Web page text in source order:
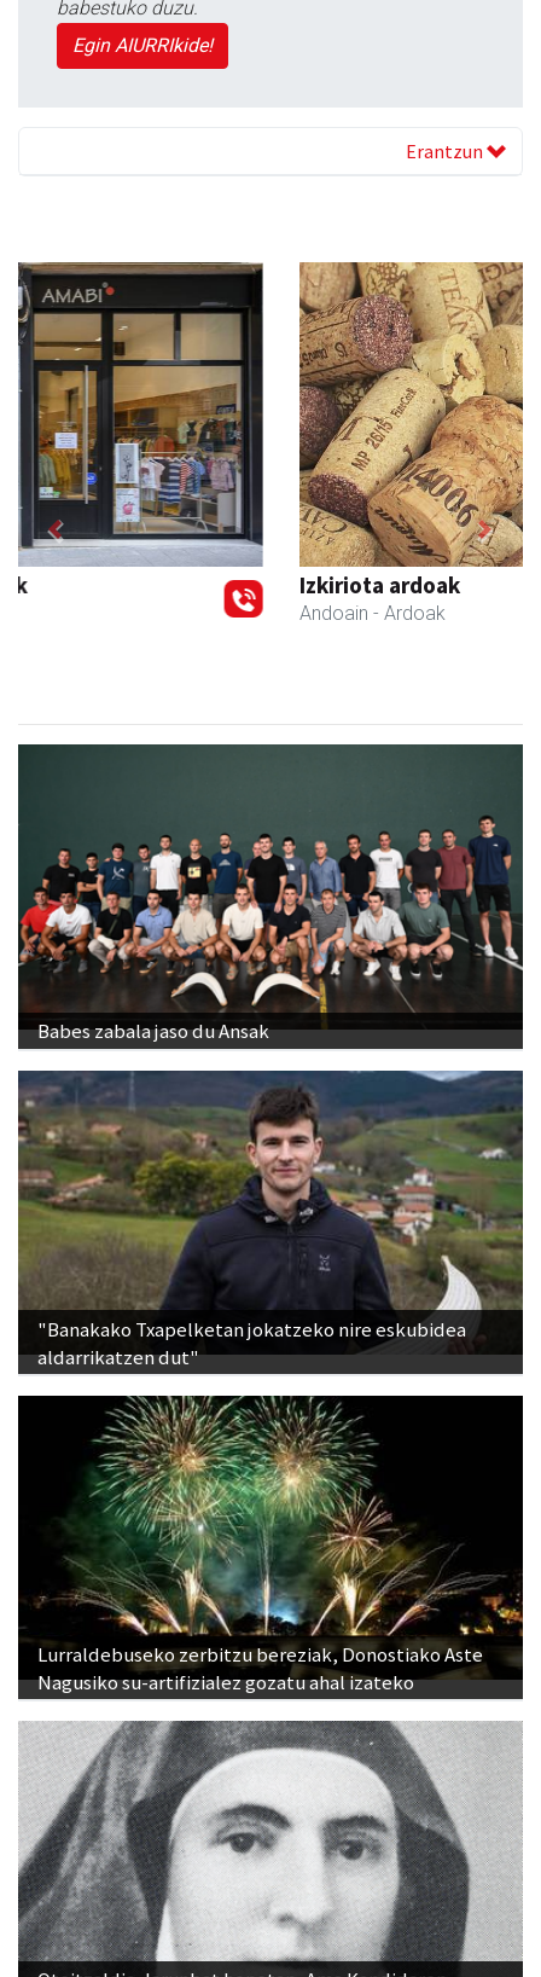
babestuko duzu.
Egin AIURRIkide!
Erantzun
Izkiriota ardoak
Previous Next
Babes zabala jaso du Ansak
"Banakako Txapelketan jokatzeko nire eskubidea
aldarrikatzen dut"
Lurraldebuseko zerbitzu bereziak, Donostiako Aste
Nagusiko su-artifizialez gozatu ahal izateko